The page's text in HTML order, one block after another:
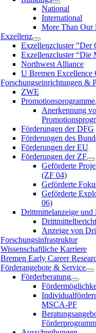
National
International
More Than Our
Exzellenz
Exzellenzcluster "Der
Exzellenzcluster “Die
Northwest Alliance
U Bremen Excellence
Forschungseinrichtungen &
ZWE
Promotionsprogramme
Anerkennung
Förderungen der DFG
Förderungen des
Förderungen der EU
Förderungen der ZF
Geförderte
(ZF 04)
Geförderte
Geförderte
06)
Drittmittelanzeige
Drittmittelbericht
Anzeige von
Forschungsinfrastruktur
Wissenschaftliche Karriere
Bremen Early Career
Förderangebote & Service
Förderberatung
MSCA-PF